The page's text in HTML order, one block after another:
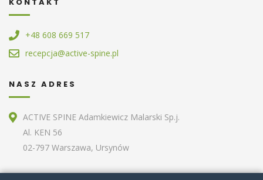
+48 608 669 517
recepcja@active-spine.pl
NASZ ADRES
ACTIVE SPINE Adamkiewicz Malarski Sp.j.
Al. KEN 56
02-797 Warszawa, Ursynów